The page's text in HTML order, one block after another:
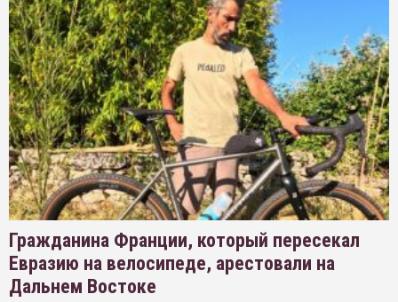
Гражданина Франции, который пересекал
Евразию на велосипеде, арестовали на
Дальнем Востоке